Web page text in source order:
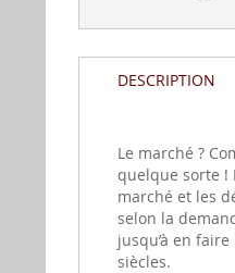
DESCRIPTION
Le marché ?
quelque sorte !
marché et les
selon la
jusqu’à en
siècles.